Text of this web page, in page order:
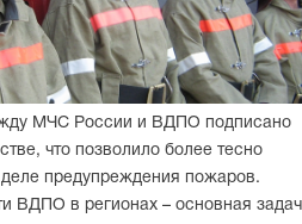
МЧС России и ВДПО подписано
что позволило более тесно
деле предупреждения пожаров.
ВДПО в регионах – основная